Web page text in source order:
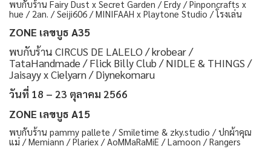
พบกับร้าน Fairy Dust x Secret Garden / Erdy / Pinponcrafts x
hue / 2an. / Seiji606 / MINIFAAH x Playtone Studio / โรงเล่น
ZONE เลขบูธ A35
พบกับร้าน CIRCUS DE LALELO / krobear /
TataHandmade / Flick Billy Club / NIDLE & THINGS /
Jaisayy x Cielyarn / Diynekomaru
วันที่ 18 – 23 ตุลาคม 2566
ZONE เลขบูธ A15
พบกับร้าน pammy pallete / Smiletime & zky.studio / ปกผ้าคุณ
แม่ / Memiann / Plariex / AoMMaRaMiE / Lamoon / Rangers